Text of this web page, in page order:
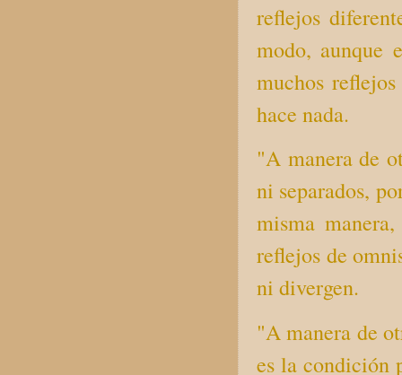
reflejos
modo, aunque
muchos
hace nada.
"A manera de
ni separados,
misma
reflejos de
ni divergen.
"A manera de
es la condición